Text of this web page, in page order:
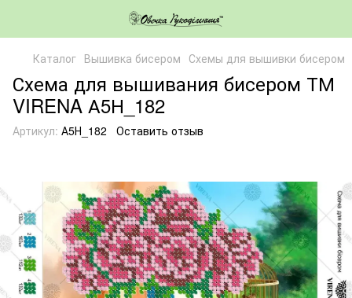
Каталог Вышивка бисером Схемы для вышивки бисером
Схема для вышивания бисером ТМ
VIRENA А5Н_182
Артикул: А5Н_182 Оставить отзыв